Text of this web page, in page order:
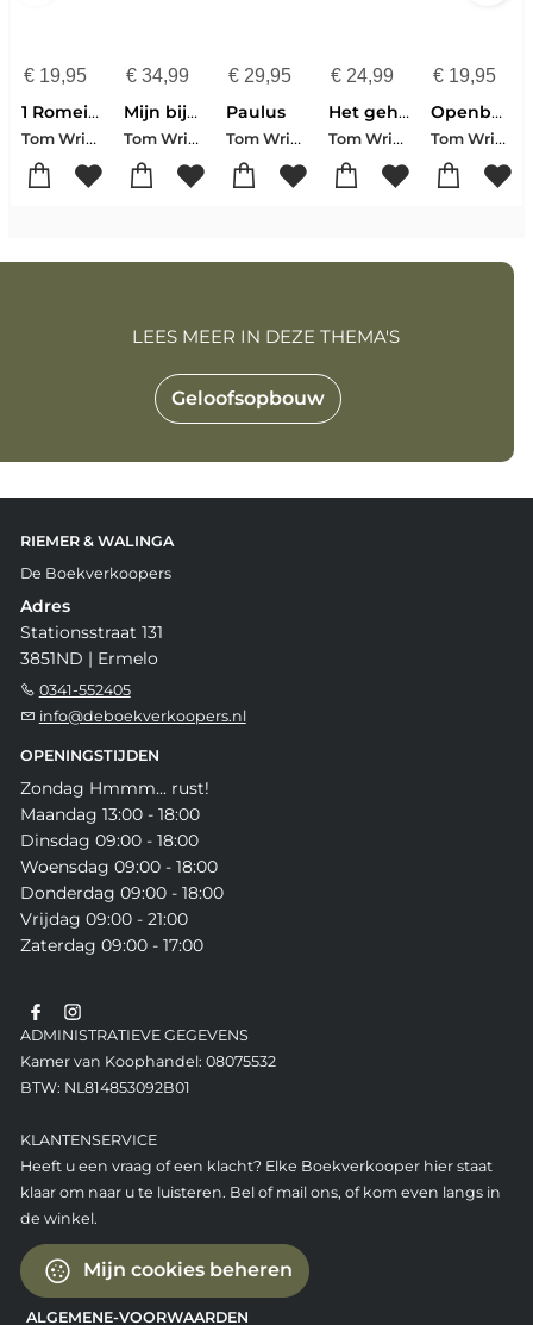
€19,95
1 Romeinen
Tom Wright
€34,99
Mijn bijbelverhalen
Tom Wright
€ 29,95
Paulus
Tom Wright
€ 24,99
Het geheim van Handelingen
Tom Wright
€ 19,95
Openbaring voor iedereen
Tom Wright
Geloofsopbouw
LEES MEER IN DEZE THEMA'S
RIEMER & WALINGA
De Boekverkoopers
Adres
Stationsstraat 131
3851ND | Ermelo
0341-552405
info@deboekverkoopers.nl
OPENINGSTIJDEN
Zondag Hmmm... rust!
Maandag 13:00 - 18:00
Dinsdag 09:00 - 18:00
Woensdag 09:00 - 18:00
Donderdag 09:00 - 18:00
Vrijdag 09:00 - 21:00
Zaterdag 09:00 - 17:00
ADMINISTRATIEVE GEGEVENS
Kamer van Koophandel: 08075532
BTW: NL814853092B01
KLANTENSERVICE
Heeft u een vraag of een klacht? Elke Boekverkooper hier staat
klaar om naar u te luisteren. Bel of mail ons, of kom even langs in
de winkel.
Mijn cookies beheren
ALGEMENE-VOORWAARDEN